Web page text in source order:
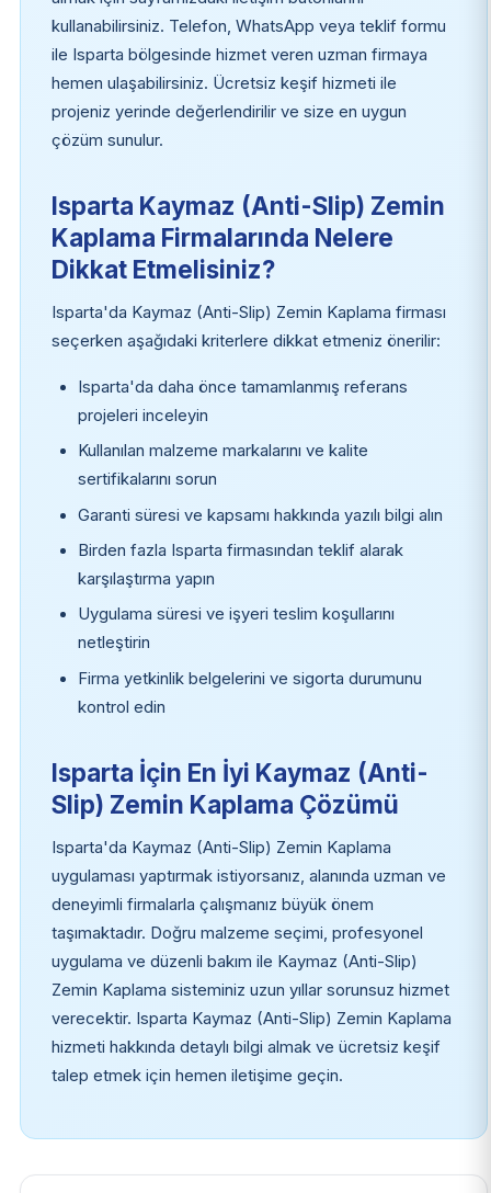
kullanabilirsiniz. Telefon, WhatsApp veya teklif formu
ile Isparta bölgesinde hizmet veren uzman firmaya
hemen ulaşabilirsiniz. Ücretsiz keşif hizmeti ile
projeniz yerinde değerlendirilir ve size en uygun
çözüm sunulur.
Isparta Kaymaz (Anti-Slip) Zemin
Kaplama Firmalarında Nelere
Dikkat Etmelisiniz?
Isparta'da Kaymaz (Anti-Slip) Zemin Kaplama firması
seçerken aşağıdaki kriterlere dikkat etmeniz önerilir:
Isparta'da daha önce tamamlanmış referans
projeleri inceleyin
Kullanılan malzeme markalarını ve kalite
sertifikalarını sorun
Garanti süresi ve kapsamı hakkında yazılı bilgi alın
Birden fazla Isparta firmasından teklif alarak
karşılaştırma yapın
Uygulama süresi ve işyeri teslim koşullarını
netleştirin
Firma yetkinlik belgelerini ve sigorta durumunu
kontrol edin
Isparta İçin En İyi Kaymaz (Anti-
Slip) Zemin Kaplama Çözümü
Isparta'da Kaymaz (Anti-Slip) Zemin Kaplama
uygulaması yaptırmak istiyorsanız, alanında uzman ve
deneyimli firmalarla çalışmanız büyük önem
taşımaktadır. Doğru malzeme seçimi, profesyonel
uygulama ve düzenli bakım ile Kaymaz (Anti-Slip)
Zemin Kaplama sisteminiz uzun yıllar sorunsuz hizmet
verecektir. Isparta Kaymaz (Anti-Slip) Zemin Kaplama
hizmeti hakkında detaylı bilgi almak ve ücretsiz keşif
talep etmek için hemen iletişime geçin.